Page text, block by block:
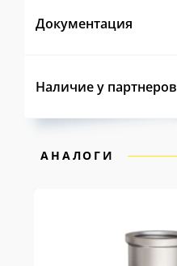
Документация
Наличие у партнеров
АНАЛОГИ